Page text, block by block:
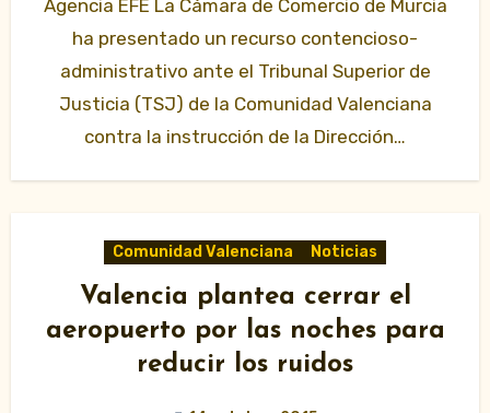
Agencia EFE La Cámara de Comercio de Murcia
ha presentado un recurso contencioso-
administrativo ante el Tribunal Superior de
Justicia (TSJ) de la Comunidad Valenciana
contra la instrucción de la Dirección…
Comunidad Valenciana Noticias
Valencia plantea cerrar el
aeropuerto por las noches para
reducir los ruidos